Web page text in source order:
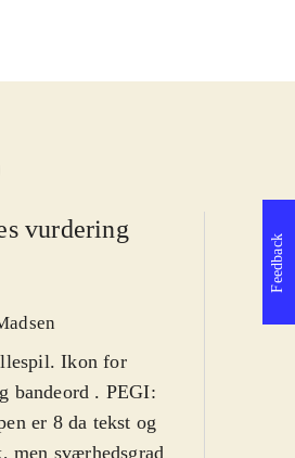
vurdering
Ikon for
bandeord . PEGI:
er 8 da tekst og
men sværhedsgrad
Feedback